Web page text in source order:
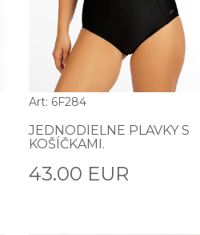
Art: 6F284
JEDNODIELNE PLAVKY S
KOŠÍČKAMI.
43.00 EUR